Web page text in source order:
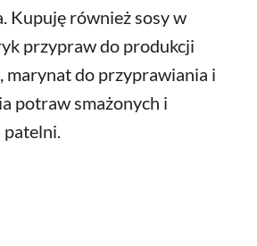
Kupuję również sosy w
przypraw do produkcji
marynat do przyprawiania i
potraw smażonych i
patelni.